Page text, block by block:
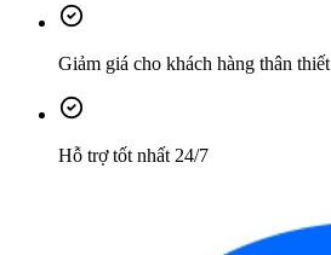
Giảm giá cho khách hàng thân thiết
Hỗ trợ tốt nhất 24/7